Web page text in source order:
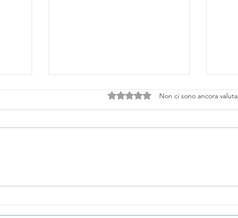
Valutazione 0 stelle su 5.
Non ci sono ancora